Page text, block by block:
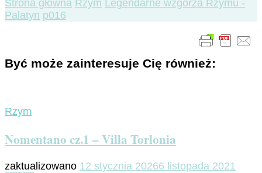
Strona główna Rzym Legendarne wzgórza Rzymu -
Palatyn p016
Być może zainteresuje Cię również:
Rzym
Nomentano cz.1 – Villa Torlonia
zaktualizowano 12 stycznia 20266 listopada 2021